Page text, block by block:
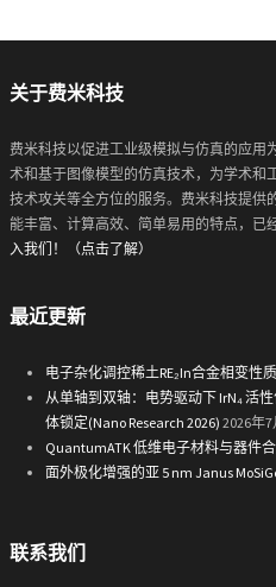
关于费米科技
费米科技以促进工业级模拟与仿真的应用
术和基于图像模型的仿真技术，为学术和
技术攻关等全方位的服务。费米科技提供
能丰富、计算高效、简单易用的特点，已
入我们！（点击了解）
最近更新
电子杂化调控稀土RE₂In合金相变性质
从单轴到双轴：电势驱动下 IrN₄ 活
体锁定(Nano Research 2026) 2026年7
QuantumATK 低维电子材料与器件合
面外极化增强的亚 5 nm Janus
联系我们